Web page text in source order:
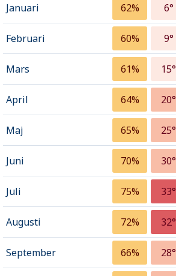
Januari 62% 6°
Februari 60% 9°
Mars 61% 15°
April 64% 20°
Maj 65% 25°
Juni 70% 30°
Juli 75% 33°
Augusti 72% 32°
September 66% 28°